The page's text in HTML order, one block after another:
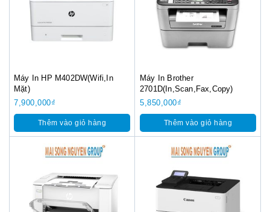
Máy In HP M402DW(Wifi,In
Mặt)
7,900,000₫
Thêm vào giỏ hàng
Máy In Brother
2701D(In,Scan,Fax,Copy)
5,850,000₫
Thêm vào giỏ hàng